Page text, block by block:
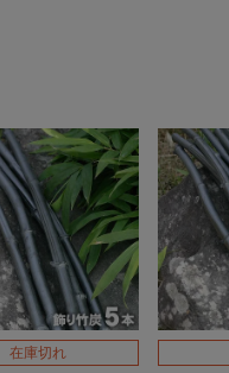
在庫切れ